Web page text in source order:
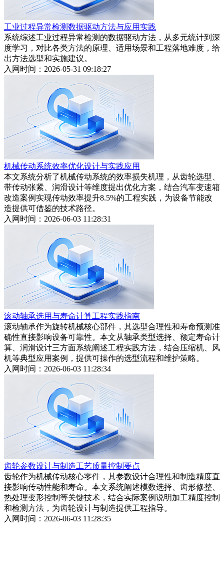
工业过程异常检测数据驱动方法与应用实践
系统综述工业过程异常检测的数据驱动方法，从多元统计到深
度学习，对比各类方法的原理、适用场景和工程落地难度，给
出方法选型和实施建议。
入网时间：2026-05-31 09:18:27
机械传动系统效率优化设计与实践应用
本文系统分析了机械传动系统的效率损失机理，从齿轮选型、
带传动张紧、润滑设计等维度提出优化方案，结合汽车变速箱
改造案例实现传动效率提升8.5%的工程实践，为设备节能改
造提供可借鉴的技术路径。
入网时间：2026-06-03 11:28:31
滚动轴承选用与寿命计算工程实践指南
滚动轴承作为旋转机械核心部件，其选型合理性和寿命预测准
确性直接影响设备可靠性。本文从轴承类型选择、额定寿命计
算、润滑设计三方面系统阐述工程实践方法，结合压缩机、风
机等典型应用案例，提供可操作的选型流程和维护策略。
入网时间：2026-06-03 11:28:34
齿轮参数设计与制造工艺质量控制要点
齿轮作为机械传动核心零件，其参数设计合理性和制造精度直
接影响传动性能和寿命。本文系统阐述模数选择、齿形修整、
热处理变形控制等关键技术，结合实际案例说明加工精度控制
和检测方法，为齿轮设计与制造提供工程指导。
入网时间：2026-06-03 11:28:35